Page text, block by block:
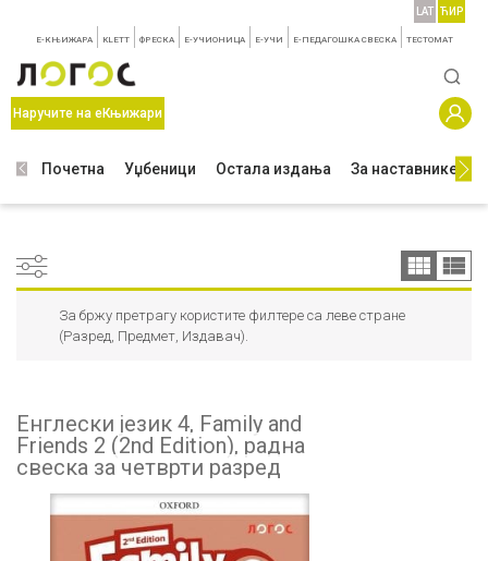
E-КЊИЖАРА KLETT ФРЕСКА E-УЧИОНИЦА E-УЧИ Е-ПЕДАГОШКА СВЕСКА TЕСТОМАТ
LAT ЋИР
Наручите на еКњижари
Почетна Уџбеници Остала издања За наставнике
За бржу претрагу користите филтере са леве стране
(Разред, Предмет, Издавач).
Енглески језик 4, Family and
Friends 2 (2nd Edition), радна
свеска за четврти разред